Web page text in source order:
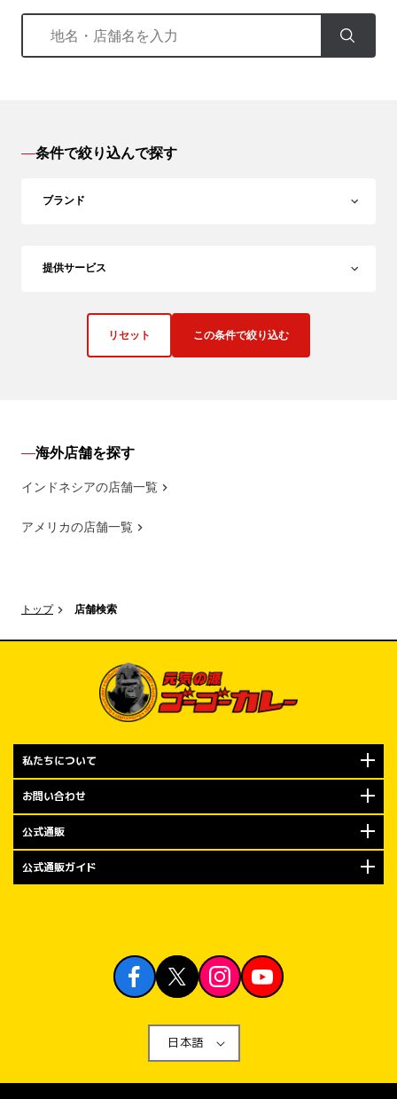
トップ 店舗検索
条件で絞り込んで探す
ブランド
提供サービス
リセット この条件で絞り込む
海外店舗を探す
インドネシアの店舗一覧
アメリカの店舗一覧
私たちについて
お問い合わせ
公式通販
公式通販ガイド
日本語